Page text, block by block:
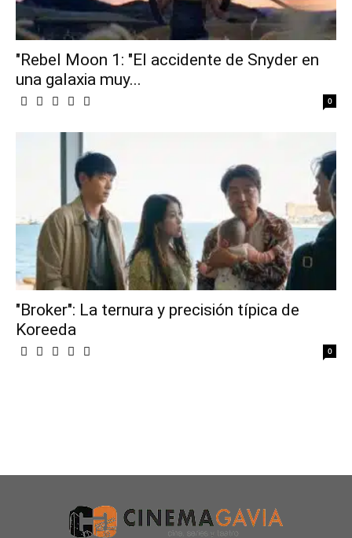
"Rebel Moon 1: "El accidente de Snyder en
una galaxia muy...
0
"Broker": La ternura y precisión típica de
Koreeda
0